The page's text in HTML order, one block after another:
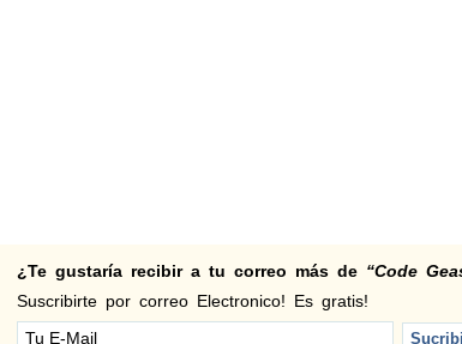
¿Te gustaría recibir a tu correo más de “Code
Suscribirte por correo Electronico! Es gratis!